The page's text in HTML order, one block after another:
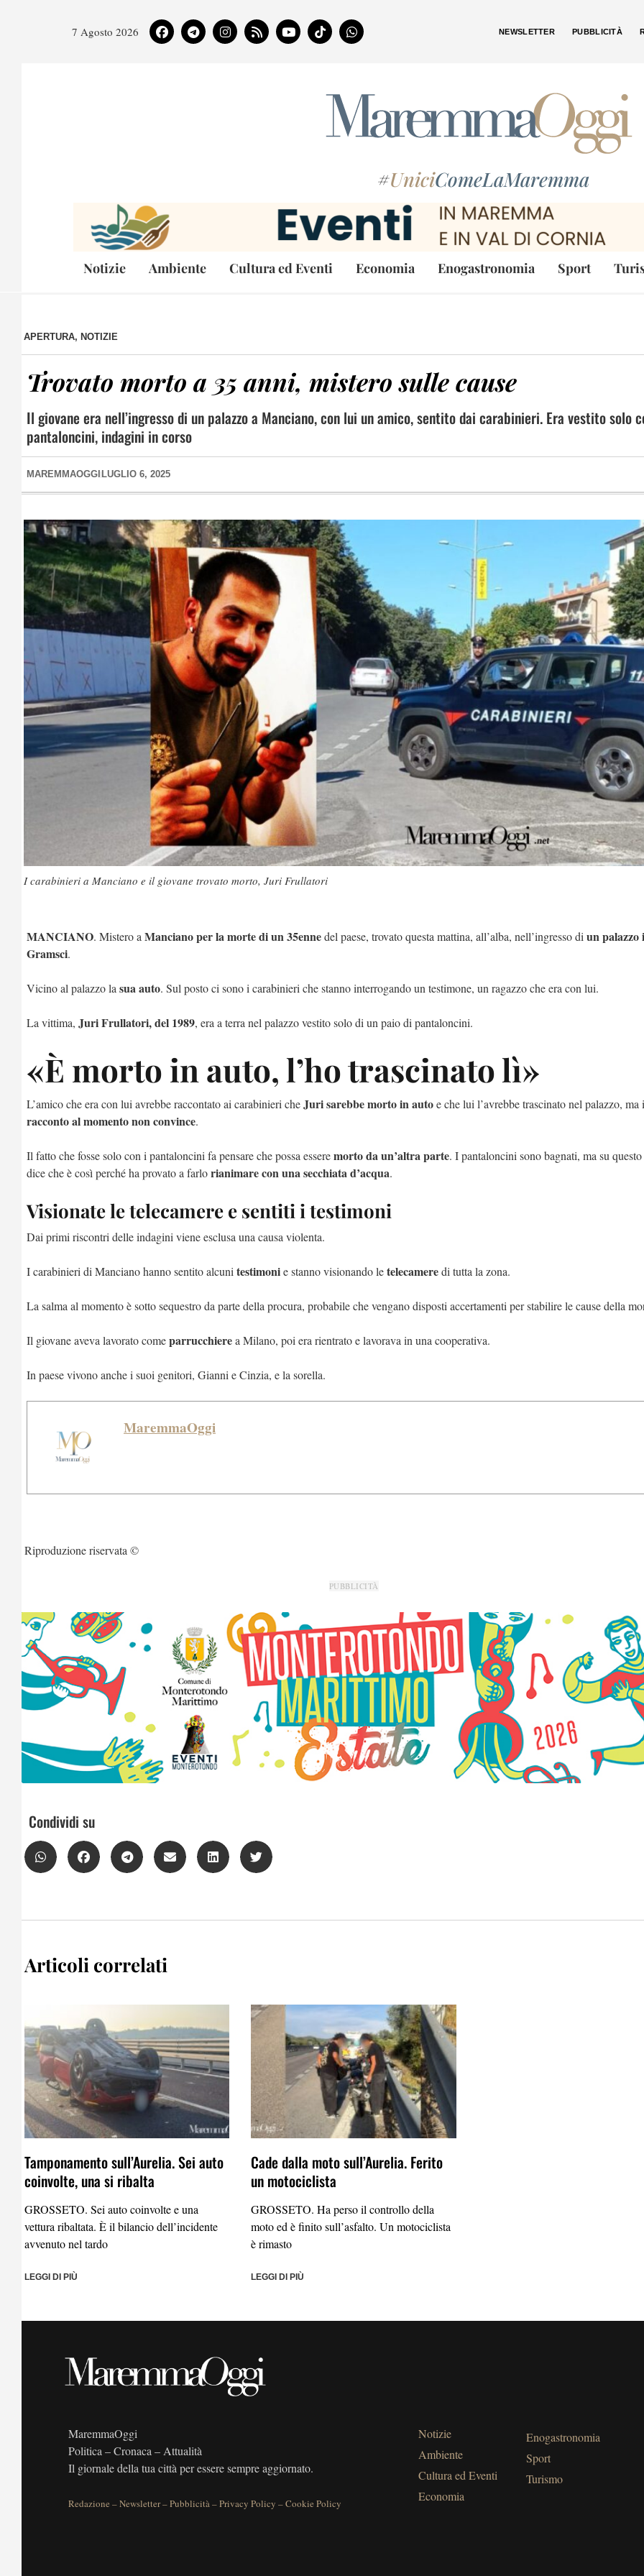
7 Agosto 2026 NEWSLETTER PUBBLICITÀ
#UniciComeLaMaremma
Notizie Ambiente Cultura ed Eventi Economia Enogastronomia Sport
APERTURA, NOTIZIE
Trovato morto a 35 anni, mistero sulle cause
Il giovane era nell’ingresso di un palazzo a Manciano, con lui un amico, sentito dai carabinieri. Era vestito solo
pantaloncini, indagini in corso
MAREMMAOGGI LUGLIO 6, 2025
I carabinieri a Manciano e il giovane trovato morto, Juri Frullatori
MANCIANO. Mistero a Manciano per la morte di un 35ennedel paese, trovato questa mattina, all’alba, nell’ingresso di un palazzo
Gramsci.
Vicino al palazzo la sua auto. Sul posto ci sono i carabinieri che stanno interrogando un testimone, un ragazzo che era con lui.
La vittima, Juri Frullatori, del 1989, era a terra nel palazzo vestito solo di un paio di pantaloncini.
«È morto in auto, l’ho trascinato lì»
L’amico che era con lui avrebbe raccontato ai carabinieri cheJuri sarebbe morto in autoe che lui l’avrebbe trascinato nel palazzo, ma
racconto al momento non convince.
Il fatto che fosse solo con i pantaloncini fa pensare che possa esseremorto da un’altra parte. I pantaloncini sono bagnati, ma su
dice che è così perché ha provato a farlorianimare con una secchiata d’acqua.
Visionate le telecamere e sentiti i testimoni
Dai primi riscontri delle indagini viene esclusa una causa violenta.
I carabinieri di Manciano hanno sentito alcuni testimonie stanno visionando letelecameredi tutta la zona.
La salma al momento è sotto sequestro da parte della procura, probabile che vengano disposti accertamenti per stabilire le cause della
Il giovane aveva lavorato comeparrucchierea Milano, poi era rientrato e lavorava in una cooperativa.
In paese vivono anche i suoi genitori, Gianni e Cinzia, e la sorella.
MaremmaOggi
Riproduzione riservata ©
PUBBLICITÀ
Condividi su
Articoli correlati
Tamponamento sull’Aurelia. Sei auto
coinvolte, una si ribalta
GROSSETO. Sei auto coinvolte e una
vettura ribaltata. È il bilancio dell’incidente
avvenuto nel tardo
LEGGI DI PIÙ
Cade dalla moto sull’Aurelia. Ferito
un motociclista
GROSSETO. Ha perso il controllo della
moto ed è finito sull’asfalto. Un motociclista
è rimasto
LEGGI DI PIÙ
MaremmaOggi
Politica – Cronaca – Attualità
Il giornale della tua città per essere sempre aggiornato.
Redazione –Newsletter–Pubblicità–Privacy Policy –Cookie Policy
Notizie
Ambiente
Cultura ed Eventi
Economia
Enogastronomia
Sport
Turismo